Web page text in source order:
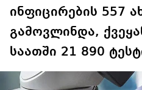
ინფიცირების 557
გამოვლინდა,
საათში 21 890